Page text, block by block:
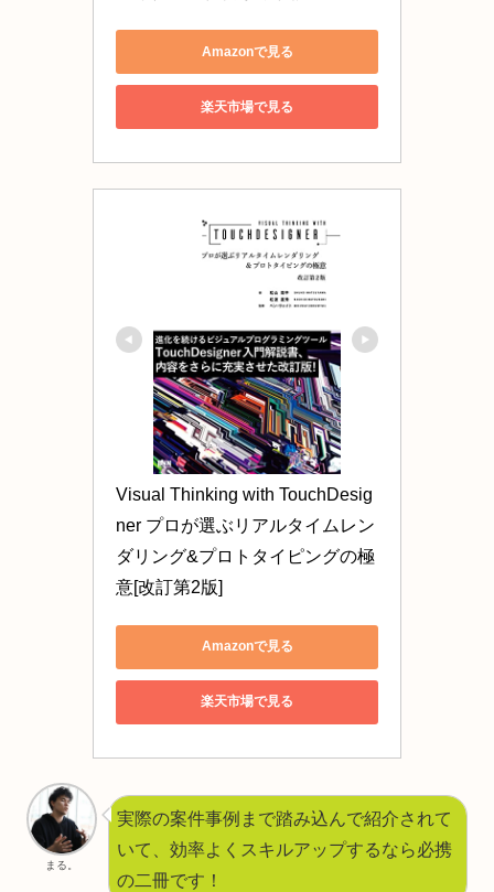
Amazonで見る
楽天市場で見る
Visual Thinking with TouchDesig
ner プロが選ぶリアルタイムレン
ダリング&プロトタイピングの極
意[改訂第2版]
Amazonで見る
楽天市場で見る
まる。
実際の案件事例まで踏み込んで紹介されて
いて、効率よくスキルアップするなら必携
の二冊です！